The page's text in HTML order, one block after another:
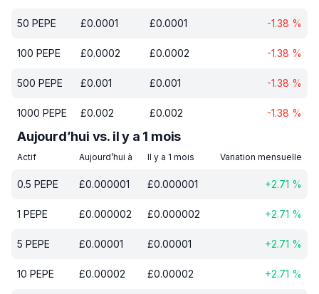
50 PEPE £0.0001 £0.0001 -1.38 %
100 PEPE £0.0002 £0.0002 -1.38 %
500 PEPE £0.001 £0.001 -1.38 %
1000 PEPE £0.002 £0.002 -1.38 %
Aujourd’hui vs. il y a 1 mois
Actif Aujourd’hui à Il y a 1 mois Variation mensuelle
0.5 PEPE £0.000001 £0.000001 +2.71 %
1 PEPE £0.000002 £0.000002 +2.71 %
5 PEPE £0.00001 £0.00001 +2.71 %
10 PEPE £0.00002 £0.00002 +2.71 %